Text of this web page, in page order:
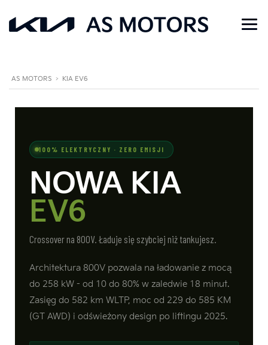
AS MOTORS > KIA EV6
100% ELEKTRYCZNY · ZERO EMISJI
NOWA KIA
EV6
Crossover na 800V. Ładuje się szybciej niż tankujesz.
Architektura 800V pozwala na ładowanie z mocą
do 258 kW - od 10 do 80% w zaledwie 18 minut.
Zasięg do 582 km WLTP, moc od 229 do 585 KM
(GT AWD) i odświeżony design po liftingu 2025.